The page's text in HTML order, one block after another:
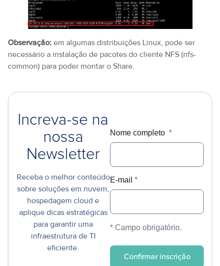
Observação: em algumas distribuições Linux, pode ser
necessário a instalação de pacotes do cliente NFS (nfs-
common) para poder montar o Share.
Increva-se na
nossa
Newsletter
Receba o melhor conteúdo
sobre soluções em nuvem,
hospedagem cloud e
aplique dicas estratégicas
para garantir uma
infraestrutura de TI
eficiente.
Nome completo *
E-mail *
* Campo obrigatório.